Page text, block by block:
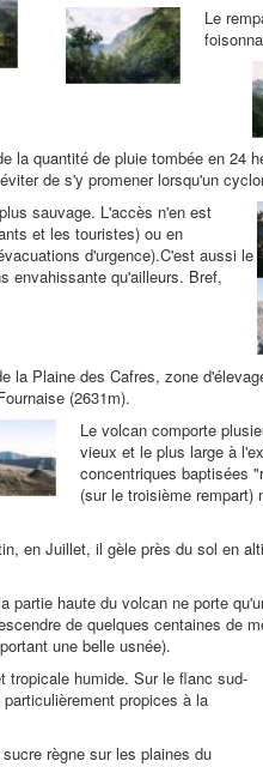
Le
la quantité de pluie tombée en 24
de s'y promener lorsqu'un
sauvage. L'accès n'en est
et les touristes) ou en
d'urgence).C'est aussi le
envahissante qu'ailleurs. Bref,
la Plaine des Cafres, zone
(2631m).
Le volcan comporte
vieux et le plus large à
concentriques baptisées
(sur le troisième rempart)
en Juillet, il gèle près du sol en
partie haute du volcan ne porte
de quelques centaines de
une belle usnée).
tropicale humide. Sur le flanc sud-
propices à la
règne sur les plaines du